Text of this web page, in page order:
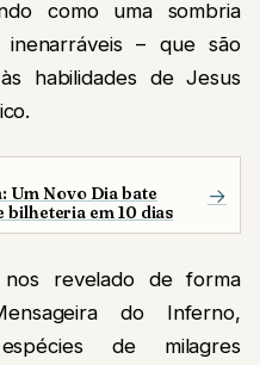
como uma sombria
– que são
habilidades de Jesus
Um Novo Dia bate
em 10 dias
→
revelado de forma
do Inferno,
de milagres